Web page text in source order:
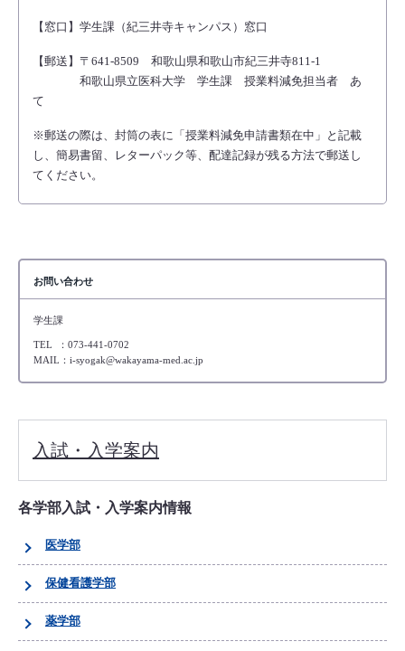
【窓口】学生課（紀三井寺キャンパス）窓口
【郵送】〒641-8509 和歌山県和歌山市紀三井寺811-1
和歌山県立医科大学 学生課 授業料減免担当者 あ
て
※郵送の際は、封筒の表に「授業料減免申請書類在中」と記載
し、簡易書留、レターパック等、配達記録が残る方法で郵送し
てください。
お問い合わせ
学生課
TEL ：073-441-0702
MAIL：i-syogak@wakayama-med.ac.jp
入試・入学案内
各学部入試・入学案内情報
医学部
保健看護学部
薬学部